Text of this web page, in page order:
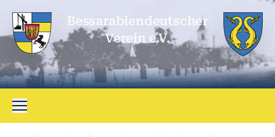
Bessarabien­deutscher
Verein e.V.
Menü öffnen